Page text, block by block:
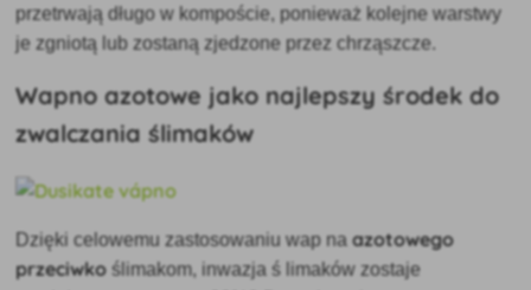
przetrwają długo w kompoście, ponieważ kolejne warstwy
je zgniotą lub zostaną zjedzone przez chrząszcze.
Wapno azotowe jako najlepszy środek do
zwalczania ślimaków
Dzięki celowemu zastosowaniu wapna azotowego
przeciwko ślimakom, inwazja ś limaków zostaje